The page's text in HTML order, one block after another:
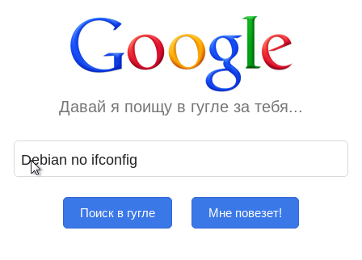
Давай я поищу в гугле за тебя...
Поиск в гугле Мне повезет!